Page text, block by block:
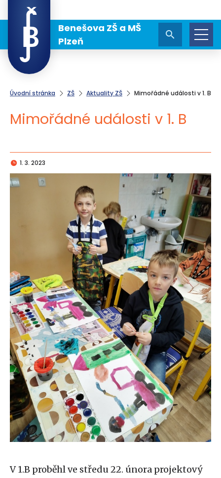
Benešova ZŠ a MŠ
Plzeň
Úvodní stránka ZŠ Aktuality ZŠ Mimořádné události v 1. B
Mimořádné události v 1. B
1. 3. 2023
V 1.B proběhl ve středu 22. února projektový